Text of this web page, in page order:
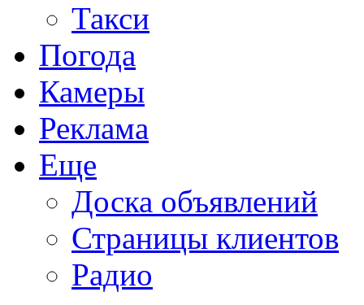
Такси
Погода
Камеры
Реклама
Еще
Доска объявлений
Страницы клиентов
Радио